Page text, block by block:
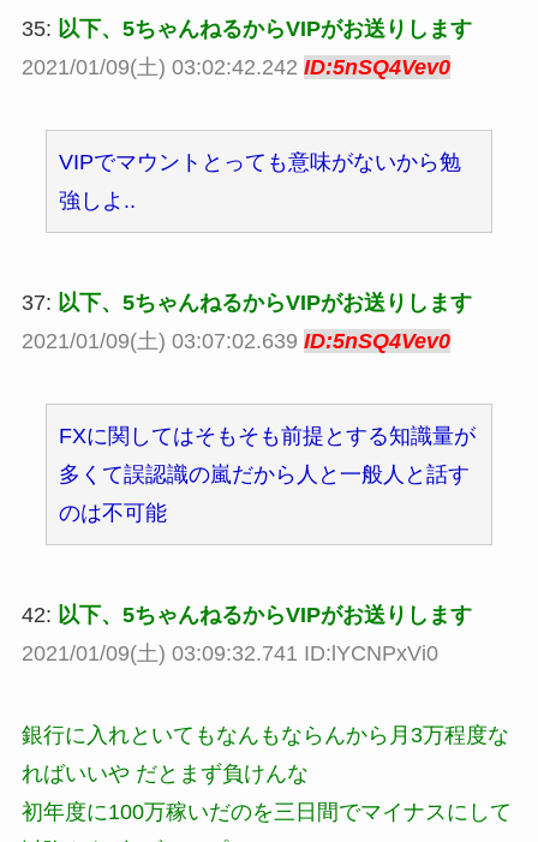
35: 以下、5ちゃんねるからVIPがお送りします
2021/01/09(土) 03:02:42.242 ID:5nSQ4Vev0
VIPでマウントとっても意味がないから勉
強しよ..
37: 以下、5ちゃんねるからVIPがお送りします
2021/01/09(土) 03:07:02.639 ID:5nSQ4Vev0
FXに関してはそもそも前提とする知識量が
多くて誤認識の嵐だから人と一般人と話す
のは不可能
42: 以下、5ちゃんねるからVIPがお送りします
2021/01/09(土) 03:09:32.741 ID:lYCNPxVi0
銀行に入れといてもなんもならんから月3万程度な
ればいいや だとまず負けんな
初年度に100万稼いだのを三日間でマイナスにして